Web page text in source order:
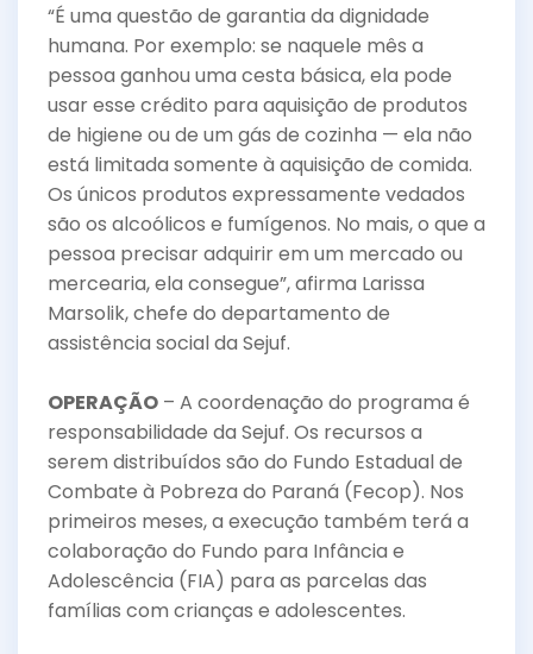
“É uma questão de garantia da dignidade
humana. Por exemplo: se naquele mês a
pessoa ganhou uma cesta básica, ela pode
usar esse crédito para aquisição de produtos
de higiene ou de um gás de cozinha — ela não
está limitada somente à aquisição de comida.
Os únicos produtos expressamente vedados
são os alcoólicos e fumígenos. No mais, o que a
pessoa precisar adquirir em um mercado ou
mercearia, ela consegue”, afirma Larissa
Marsolik, chefe do departamento de
assistência social da Sejuf.
OPERAÇÃO – A coordenação do programa é
responsabilidade da Sejuf. Os recursos a
serem distribuídos são do Fundo Estadual de
Combate à Pobreza do Paraná (Fecop). Nos
primeiros meses, a execução também terá a
colaboração do Fundo para Infância e
Adolescência (FIA) para as parcelas das
famílias com crianças e adolescentes.